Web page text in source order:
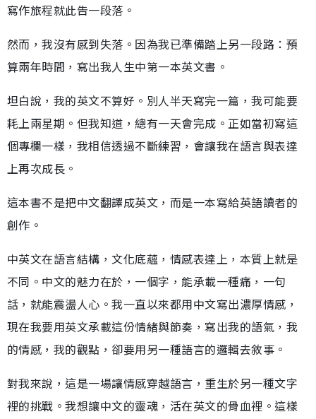
寫作旅程就此告一段落。
然而，我沒有感到失落。因為我已準備踏上另一段路：預
算兩年時間，寫出我人生中第一本英文書。
坦白說，我的英文不算好。別人半天寫完一篇，我可能要
耗上兩星期。但我知道，總有一天會完成。正如當初寫這
個專欄一樣，我相信透過不斷練習，會讓我在語言與表達
上再次成長。
這本書不是把中文翻譯成英文，而是一本寫給英語讀者的
創作。
中英文在語言結構，文化底蘊，情感表達上，本質上就是
不同。中文的魅力在於，一個字，能𠄘載一種痛，一句
話，就能震盪人心。我一直以來都用中文寫出濃厚情感，
現在我要用英文承載這份情緒與節奏，寫出我的語氣，我
的情感，我的觀點，卻要用另一種語言的邏輯去敘事。
對我來說，這是一場讓情感穿越語言，重生於另一種文字
裡的挑戰。我想讓中文的靈魂，活在英文的骨血裡。這樣